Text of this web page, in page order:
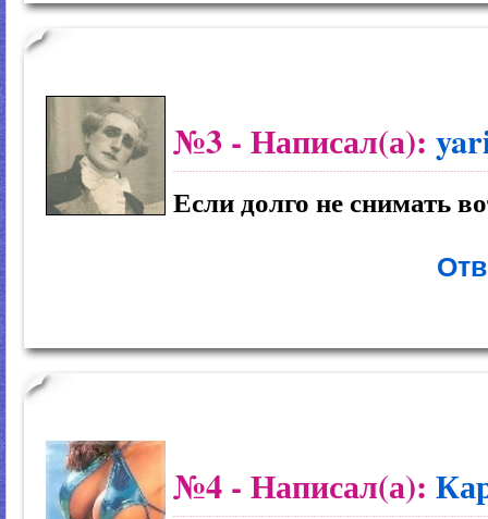
№3 - Написал(а):
Если долго не снимать
№4 - Написал(а):